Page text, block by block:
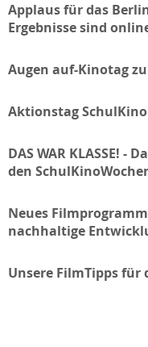
Applaus für das
Ergebnisse sind
Augen auf-Kinotag
Aktionstag
DAS WAR KLASSE! -
den
Neues
nachhaltige
Unsere FilmTipps für